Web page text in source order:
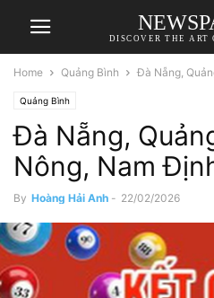
DISCOVER THE ART
Home Quảng Bình Đà Nẵng,
Quảng Bình
Đà Nẵng,
Nông, Nam
By Hoàng Hải Anh - 22/02/2026